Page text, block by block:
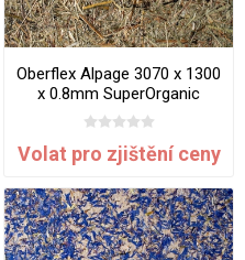
Oberflex Alpage 3070 x 1300
x 0.8mm SuperOrganic
Volat pro zjištění ceny